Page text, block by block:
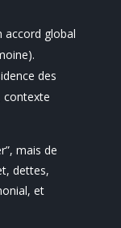
accord global
des
contexte
mais de
dettes,
et